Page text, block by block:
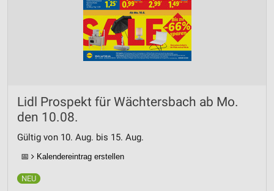
Lidl Prospekt für Wächtersbach ab Mo.
den 10.08.
Gültig von 10. Aug. bis 15. Aug.
📅 Kalendereintrag erstellen